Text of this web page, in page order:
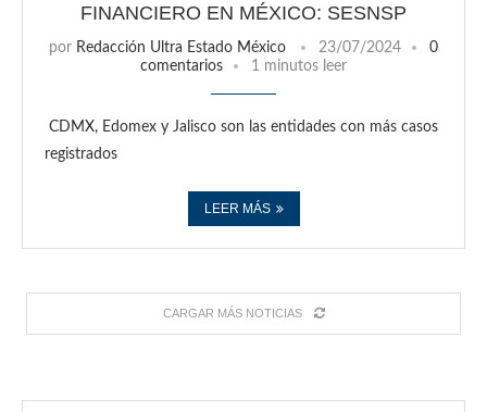
FINANCIERO EN MÉXICO: SESNSP
por Redacción Ultra Estado México 23/07/2024
0
comentarios
1 minutos leer
CDMX, Edomex y Jalisco son las entidades con más casos
registrados
LEER MÁS
CARGAR MÁS NOTICIAS